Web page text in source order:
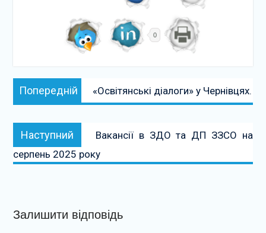
0
Навігація
записів
Попередній Попередній:
«Освітянські діалоги» у Чернівцях.
Наступний Наступний:
Вакансії в ЗДО та ДП ЗЗСО на
серпень 2025 року
Залишити відповідь